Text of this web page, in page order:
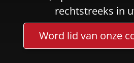
rechtstreeks in
Word lid van onze